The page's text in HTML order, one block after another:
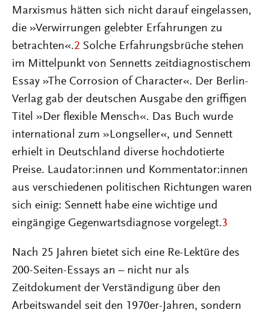
Marxismus hätten sich nicht darauf eingelassen,
die »Verwirrungen gelebter Erfahrungen zu
betrachten«.2 Solche Erfahrungsbrüche stehen
im Mittelpunkt von Sennetts zeitdiagnostischem
Essay »The Corrosion of Character«. Der Berlin-
Verlag gab der deutschen Ausgabe den griffigen
Titel »Der flexible Mensch«. Das Buch wurde
international zum »Longseller«, und Sennett
erhielt in Deutschland diverse hochdotierte
Preise. Laudator:innen und Kommentator:innen
aus verschiedenen politischen Richtungen waren
sich einig: Sennett habe eine wichtige und
eingängige Gegenwartsdiagnose vorgelegt.3
Nach 25 Jahren bietet sich eine Re-Lektüre des
200-Seiten-Essays an – nicht nur als
Zeitdokument der Verständigung über den
Arbeitswandel seit den 1970er-Jahren, sondern